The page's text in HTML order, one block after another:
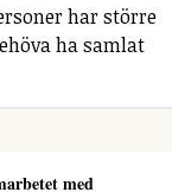
har större
ha samlat
med